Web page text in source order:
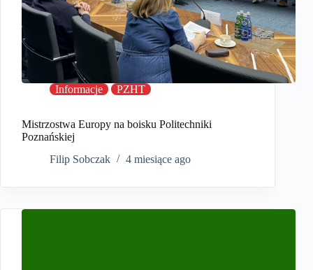
Informacje PZHT
Mistrzostwa Europy na boisku Politechniki
Poznańskiej
Filip Sobczak
4 miesiące ago